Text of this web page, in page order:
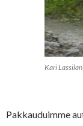
Kari
Pakkauduimme